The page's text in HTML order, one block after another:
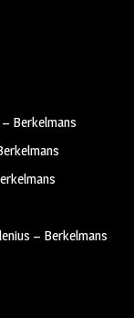
Berkelmans
– Berkelmans